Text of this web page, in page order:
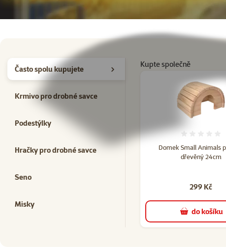
Často spolu kupujete
Krmivo pro drobné savce
Podestýlky
Hračky pro drobné savce
Seno
Misky
Kupte společně
Domek Small Animals
dřevěný 24cm
299 Kč
do košíku